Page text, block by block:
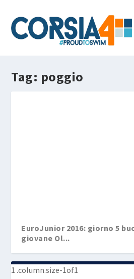
Tag: poggio
EuroJunior 2016: giorno 5
giovane Ol...